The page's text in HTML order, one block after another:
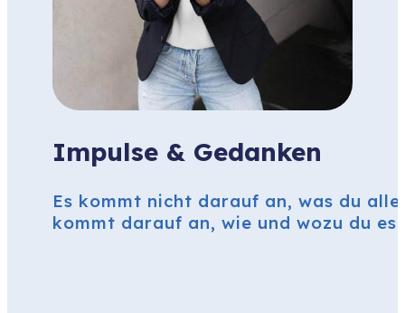
TERMIN
LEADERSHIP PROGRAMM
WEITERE ANGEBOTE
Führungskräfte-Coaching
Teamkarten
0 € IMPULSE FÜR DICH
Whitepaper:
Impulse & Gedanken
Es kommt nicht darauf an, was du
kommt darauf an, wie und wozu du es